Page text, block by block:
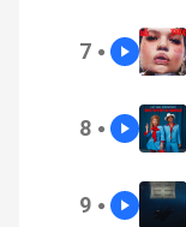
7 ●
8 ●
9 ●